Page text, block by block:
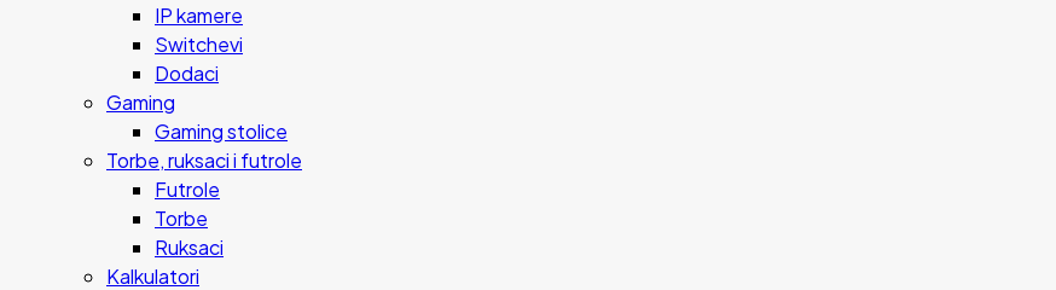
IP kamere
Switchevi
Dodaci
Gaming
Gaming stolice
Torbe, ruksaci i futrole
Futrole
Torbe
Ruksaci
Kalkulatori